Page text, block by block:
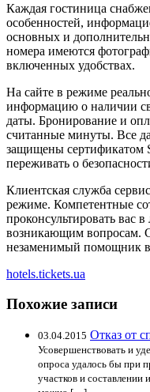
Каждая гостиница
особенностей,
основных и
номера имеются
включенных удобствах.
На сайте в режиме
информацию о наличии
даты. Бронирование и
считанные минуты. Все
защищены сертификатом
переживать о
Клиентская служба
режиме. Компетентные
проконсультировать
возникающим вопросам.
незаменимый помощник
hotels.tickets.ua
Похожие записи
03.04.2015 Отказ от
Усовершенствовать и
опроса удалось бы при
участков и